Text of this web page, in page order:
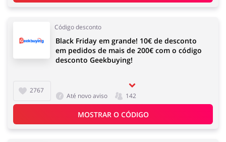
Código desconto
2767
Black Friday em grande! 10€ de desconto
em pedidos de mais de 200€ com o código
desconto Geekbuying!
Até novo aviso 142
MOSTRAR O CÓDIGO